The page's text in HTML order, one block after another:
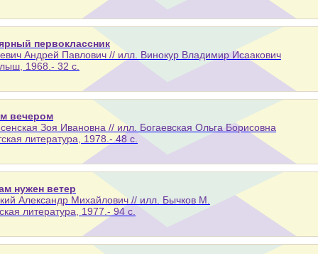
первоклассник
Андрей Павлович // илл. Винокур Владимир Исаакович
1968.- 32 с.
вечером
Зоя Ивановна // илл. Богаевская Ольга Борисовна
литература, 1978.- 48 с.
нужен ветер
Александр Михайлович // илл. Бычков М.
литература, 1977.- 94 с.